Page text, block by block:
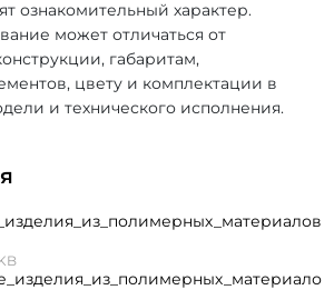
ознакомительный характер.
может отличаться от
габаритам,
цвету и комплектации в
и технического исполнения.